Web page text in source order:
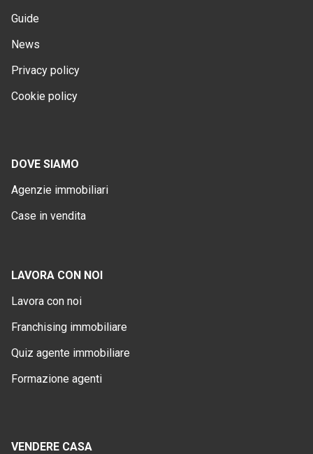
Guide
News
Privacy policy
Cookie policy
DOVE SIAMO
Agenzie immobiliari
Case in vendita
LAVORA CON NOI
Lavora con noi
Franchising immobiliare
Quiz agente immobiliare
Formazione agenti
VENDERE CASA